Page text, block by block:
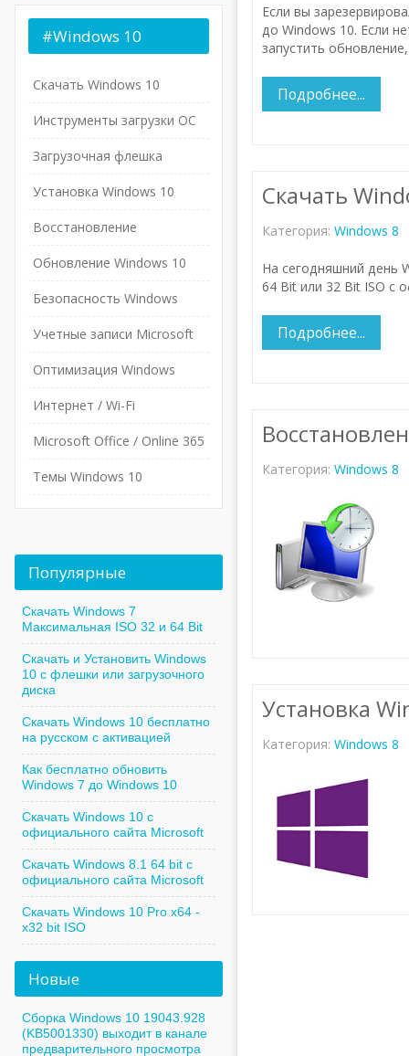
Если вы
до Windows 10. Если
запустить обновление
Подробнее...
Скачать
Категория: Windows 8
На сегодняшний день
64 Bit или 32 Bit ISO с
Подробнее...
Категория: Windows 8
Установка
Категория: Windows 8
#Windows 10
Скачать Windows 10
Инструменты загрузки ОС
Загрузочная флешка
Установка Windows 10
Восстановление
Обновление Windows 10
Безопасность Windows
Учетные записи Microsoft
Оптимизация Windows
Интернет / Wi-Fi
Microsoft Office / Online 365
Темы Windows 10
Популярные
Скачать Windows 7
Максимальная ISO 32 и 64 Bit
Скачать и Установить Windows
10 с флешки или загрузочного
диска
Скачать Windows 10 бесплатно
на русском с активацией
Как бесплатно обновить
Windows 7 до Windows 10
Скачать Windows 10 с
официального сайта Microsoft
Скачать Windows 8.1 64 bit с
официального сайта Microsoft
Скачать Windows 10 Pro x64 -
x32 bit ISO
Новые
Сборка Windows 10 19043.928
(KB5001330) выходит в канале
предварительного просмотра